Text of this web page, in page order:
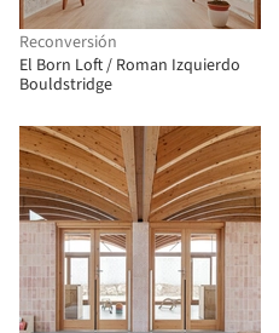
Reconversión
El Born Loft / Roman Izquierdo
Bouldstridge